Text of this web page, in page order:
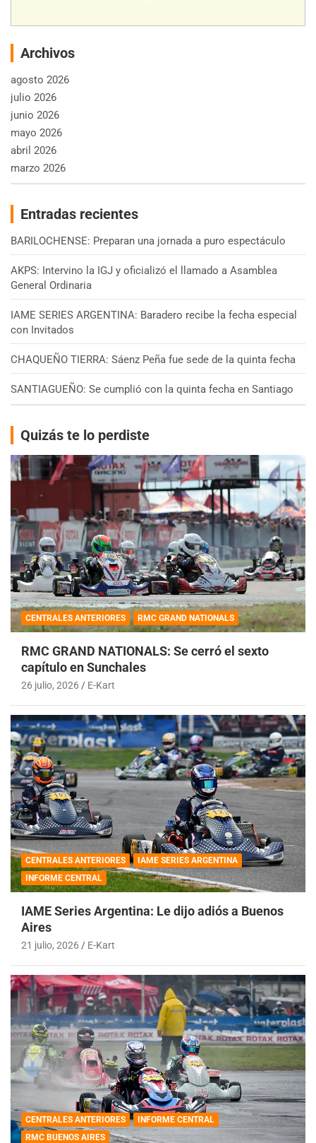
Archivos
agosto 2026
julio 2026
junio 2026
mayo 2026
abril 2026
marzo 2026
Entradas recientes
BARILOCHENSE: Preparan una jornada a puro espectáculo
AKPS: Intervino la IGJ y oficializó el llamado a Asamblea
General Ordinaria
IAME SERIES ARGENTINA: Baradero recibe la fecha especial
con Invitados
CHAQUEÑO TIERRA: Sáenz Peña fue sede de la quinta fecha
SANTIAGUEÑO: Se cumplió con la quinta fecha en Santiago
Quizás te lo perdiste
CENTRALES ANTERIORES RMC GRAND NATIONALS
RMC GRAND NATIONALS: Se cerró el sexto
capítulo en Sunchales
26 julio, 2026 E-Kart
CENTRALES ANTERIORES
IAME SERIES ARGENTINA
INFORME CENTRAL
IAME Series Argentina: Le dijo adiós a Buenos
Aires
21 julio, 2026 E-Kart
CENTRALES ANTERIORES
INFORME CENTRAL
RMC BUENOS AIRES